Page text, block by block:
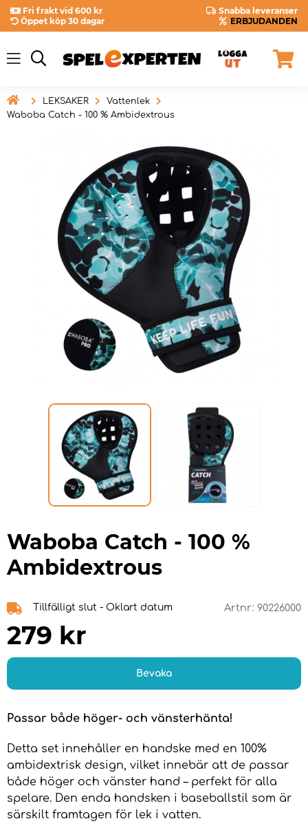
Fri frakt vid 600 kr
Snabba leveranser
Öppet köp 30 dagar
ERBJUDANDEN
 LEKSAKER
Vattenlek
Waboba Catch - 100 % Ambidextrous
Waboba Catch - 100 %
Ambidextrous
Tillfälligt slut - Oklart datum Artnr: 90226000
279 kr
Bevaka
Passar både höger- och vänsterhänta!
Detta set innehåller en handske med en 100%
ambidextrisk design, vilket innebär att de passar
både höger och vänster hand – perfekt för alla
spelare. Den enda handsken i baseballstil som är
särskilt framtagen för lek i vatten.